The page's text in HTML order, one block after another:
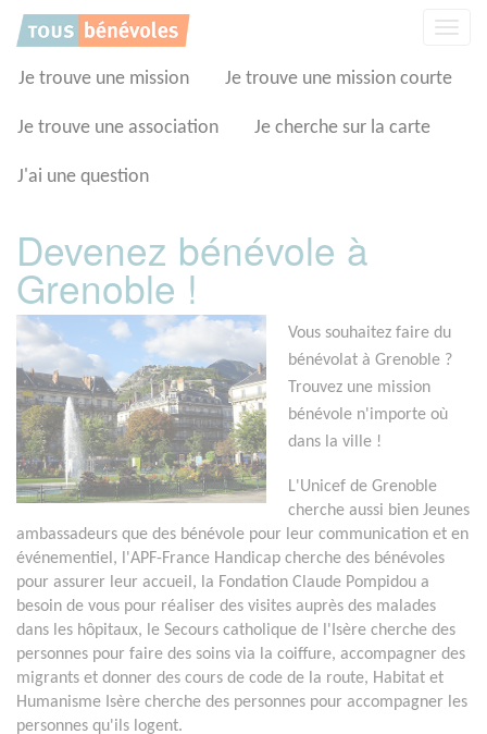
Je trouve une mission Je trouve une mission courte
Je trouve une association Je cherche sur la carte
J'ai une question
Devenez bénévole à
Grenoble !
Vous souhaitez faire du
bénévolat à Grenoble ?
Trouvez une mission
bénévole n'importe où
dans la ville !
L'Unicef de Grenoble
cherche aussi bien Jeunes
ambassadeurs que des bénévole pour leur communication et en
événementiel, l'APF-France Handicap cherche des bénévoles
pour assurer leur accueil, la Fondation Claude Pompidou a
besoin de vous pour réaliser des visites auprès des malades
dans les hôpitaux, le Secours catholique de l'Isère cherche des
personnes pour faire des soins via la coiffure, accompagner des
migrants et donner des cours de code de la route, Habitat et
Humanisme Isère cherche des personnes pour accompagner les
personnes qu'ils logent.
Panneau de gestion des cookies